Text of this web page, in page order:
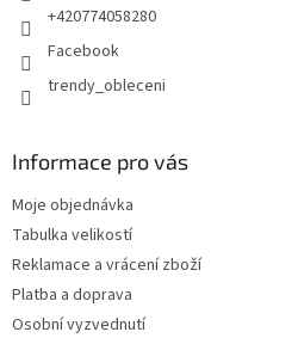
+420774058280
Facebook
trendy_obleceni
Informace pro vás
Moje objednávka
Tabulka velikostí
Reklamace a vrácení zboží
Platba a doprava
Osobní vyzvednutí